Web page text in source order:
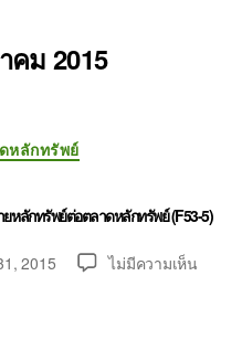
คม 2015
หลักทรัพย์
หลักทรัพย์ต่อตลาดหลักทรัพย์ (F53-5)
2015 ไม่มีความเห็น